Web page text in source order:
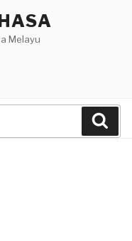
Melayu